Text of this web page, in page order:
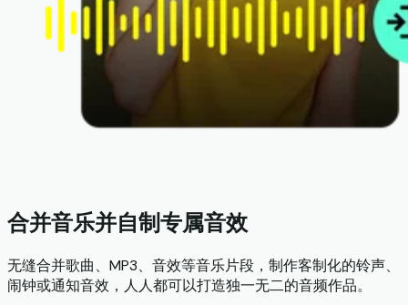
合并音乐并自制专属音效
无缝合并歌曲、MP3、音效等音乐片段，制作客制化的铃声、
闹钟或通知音效，人人都可以打造独一无二的音频作品。